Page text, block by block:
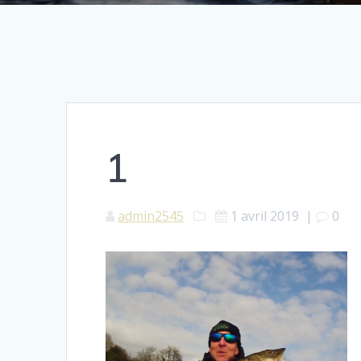
1
admin2545 1 avril 2019 | 0